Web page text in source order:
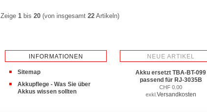
Zeige 1 bis 20 (von insgesamt 22 Artikeln)
INFORMATIONEN
Sitemap
Akkupflege - Was Sie über
Akkus wissen sollten
NEUE ARTIKEL
Akku ersetzt TBA-BT-099
passend für RJ-3035B
CHF 0.00
exkl. Versandkosten